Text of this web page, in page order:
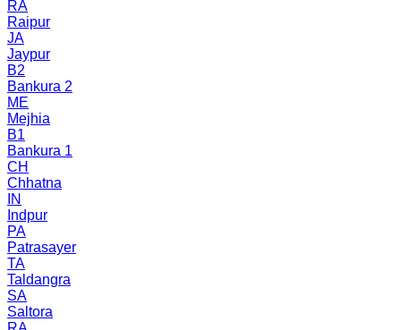
RA
Raipur
JA
Jaypur
B2
Bankura 2
ME
Mejhia
B1
Bankura 1
CH
Chhatna
IN
Indpur
PA
Patrasayer
TA
Taldangra
SA
Saltora